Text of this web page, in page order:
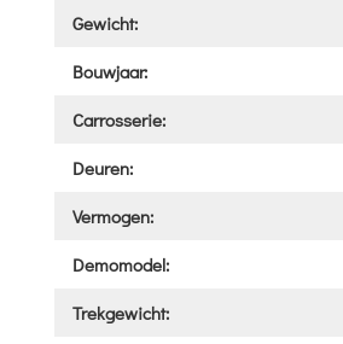
Gewicht:
Bouwjaar:
Carrosserie:
Deuren:
Vermogen:
Demomodel:
Trekgewicht: